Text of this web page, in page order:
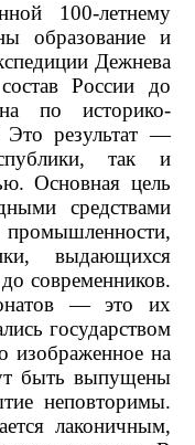
100-летнему
образование и
Дежнева
России до
по историко-
Это результат —
так и
Основная цель
средствами
выдающихся
современников.
— это их
государством
изображенное на
быть выпущены
неповторимы.
лаконичным,